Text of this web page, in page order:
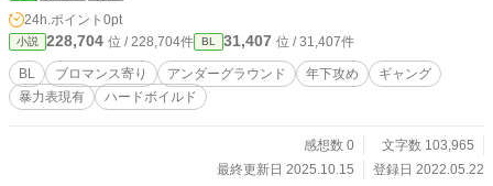
24h.ポイント 0pt
小説 228,704 位 / 228,704件 BL 31,407 位 / 31,407件
BL ブロマンス寄り アンダーグラウンド 年下攻め
ギャング
暴力表現有
ハードボイルド
感想数 0
文字数 103,965
最終更新日 2025.10.15
登録日 2022.05.22